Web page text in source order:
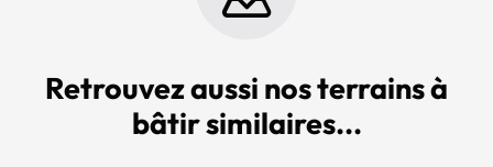
Retrouvez aussi nos terrains à
bâtir similaires...